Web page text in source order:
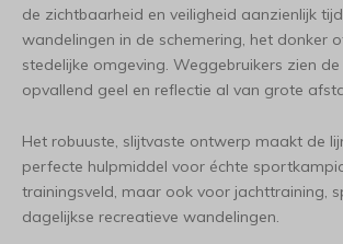
de zichtbaarheid en veiligheid aanzienlijk
wandelingen in de schemering, het donker
stedelijke omgeving. Weggebruikers zien
opvallend geel en reflectie al van grote
Het robuuste, slijtvaste ontwerp maakt de
perfecte hulpmiddel voor échte
trainingsveld, maar ook voor jachttraining,
dagelijkse recreatieve wandelingen.